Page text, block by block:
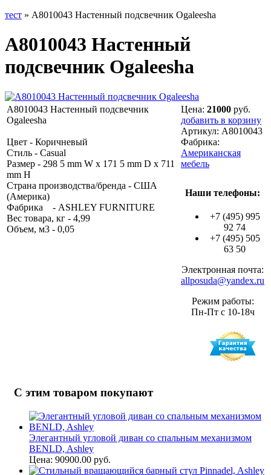
тест » A8010043 Настенный подсвечник Ogaleesha
A8010043 Настенный
подсвечник Ogaleesha
A8010043 Настенный подсвечник
Ogaleesha
Цвет - Коричневый
Стиль - Casual
Размер - 298 5 mm W x 171 5 mm D x 711
mm H
Страна производства/бренда - США
(Америка)
Фабрика - ASHLEY FURNITURE
Вес товара, кг - 4,99
Объем, м3 - 0,05
Цена: 21000 руб.
добавить в корзину
Артикул: A8010043
Фабрика:
Американская
мебель
Наши телефоны:
+7 (495) 995
92 74
+7 (495) 505
63 50
Электронная почта:
allposuda@yandex.ru
Режим работы:
Пн-Пт с 10-18ч
С этим товаром покупают
Элегантный угловой диван со спальным механизмом
BENLD, Ashley
Цена: 90900.00 руб.